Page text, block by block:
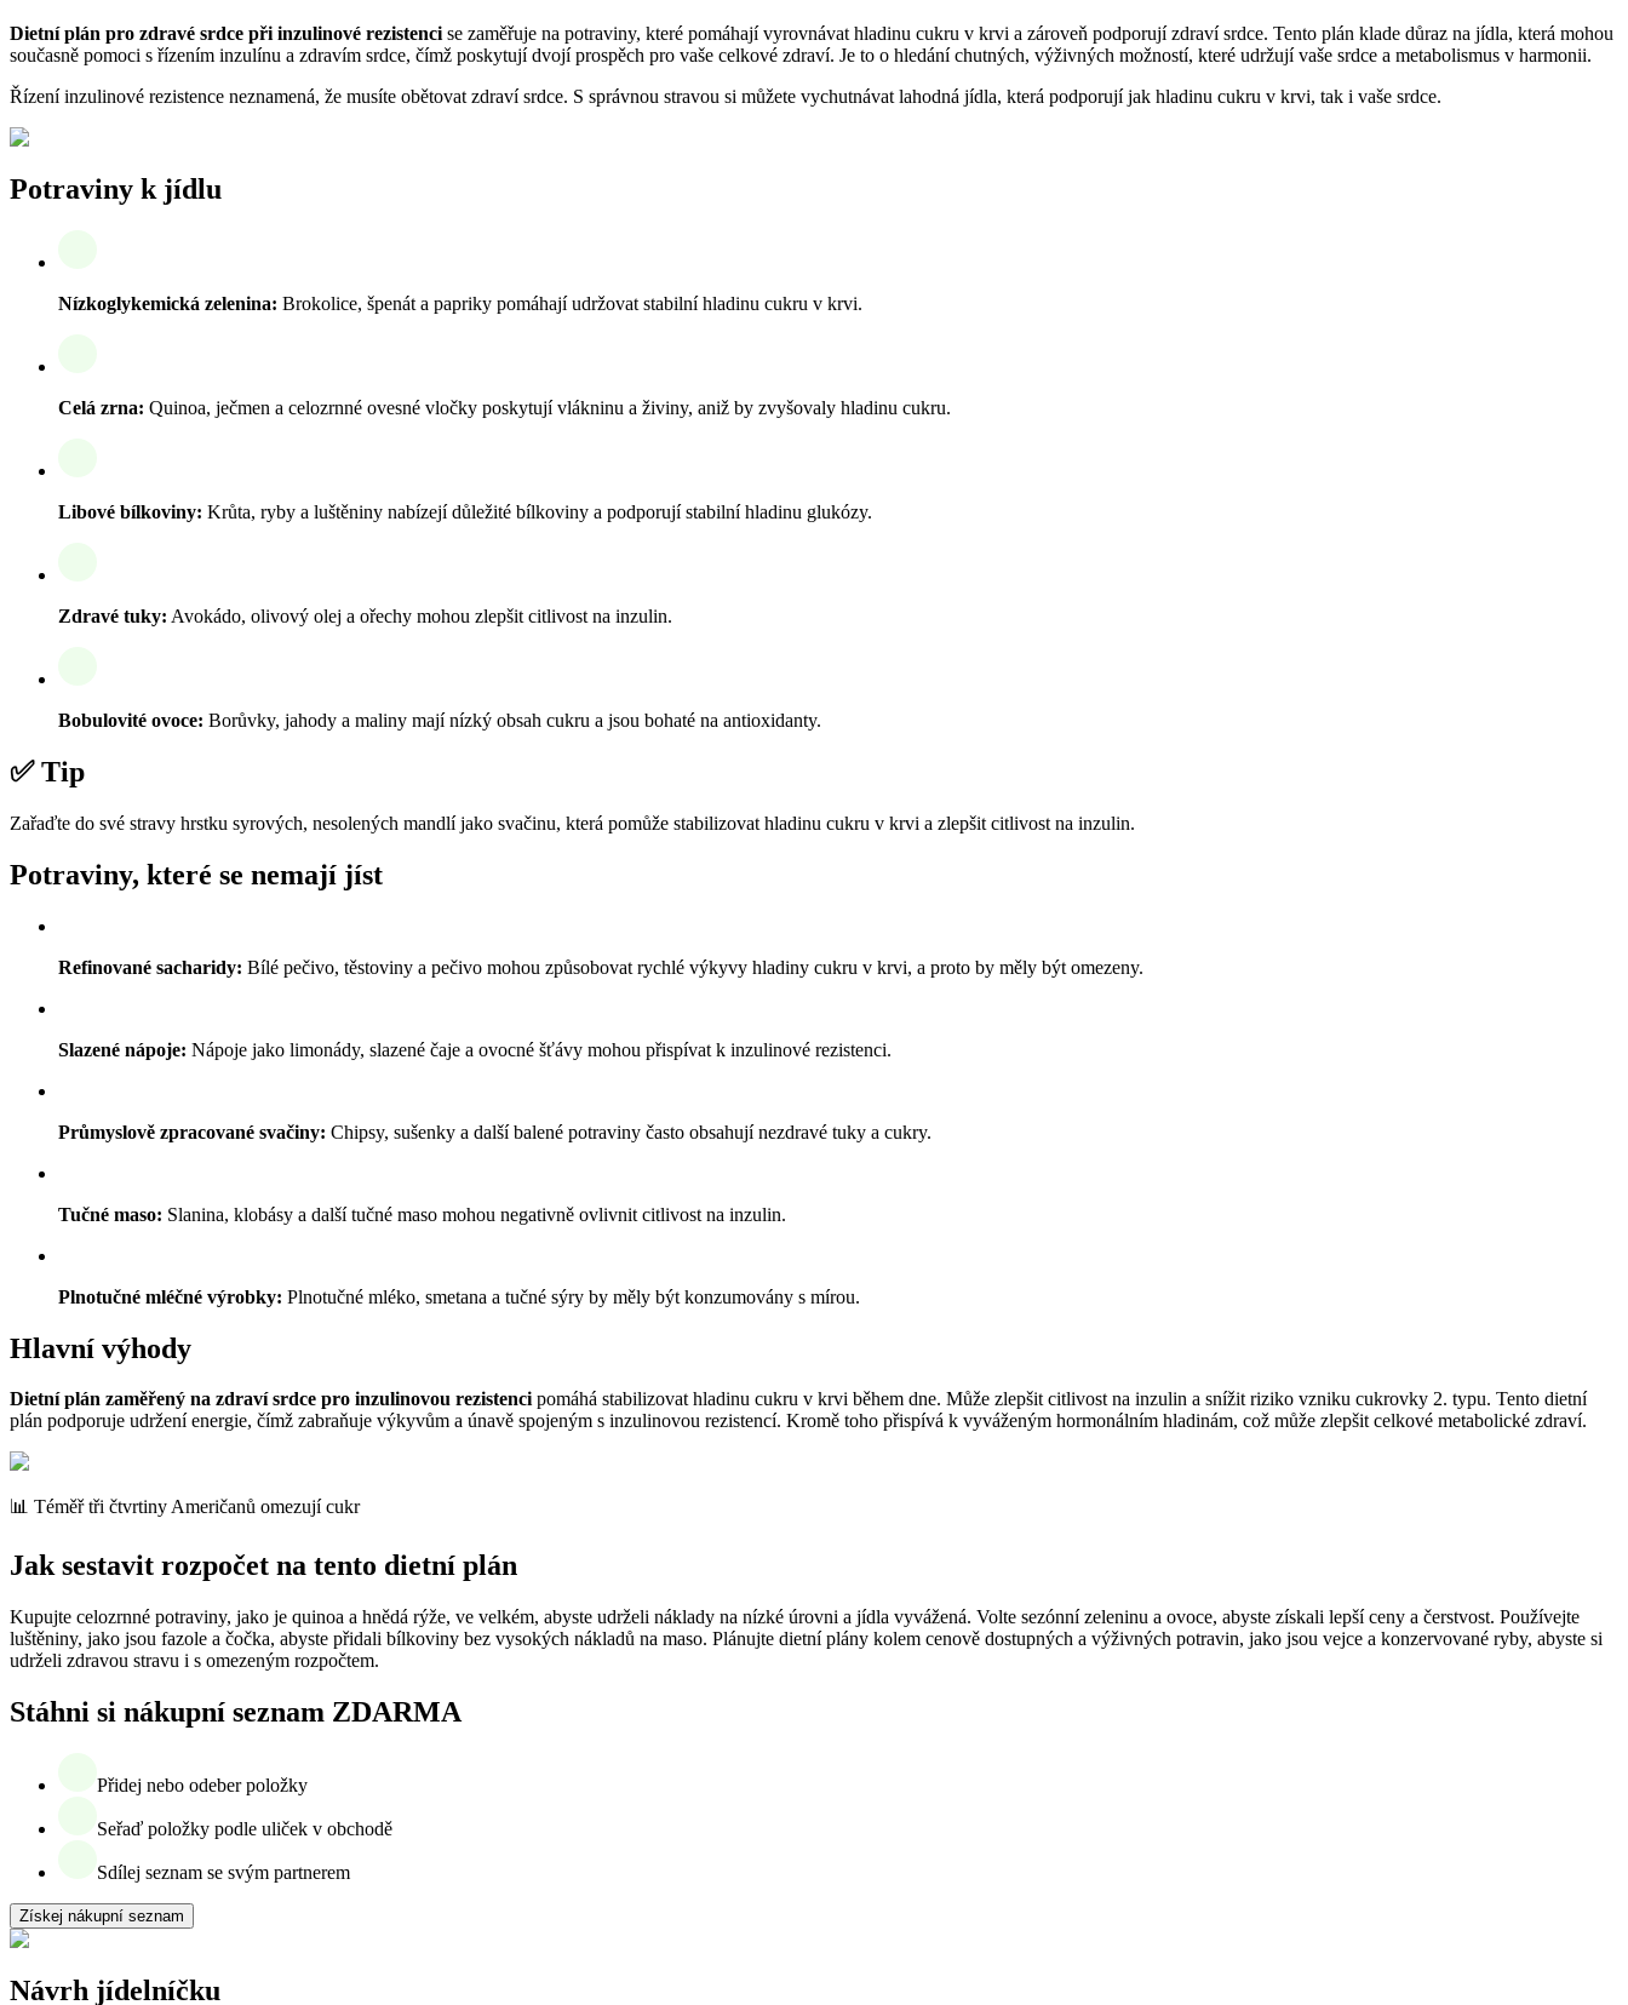
Dietní plán pro zdravé srdce při inzulinové rezistenci se zaměřuje na potraviny, které pomáhají vyrovnávat hladinu cukru v krvi a zároveň podporují zdraví srdce. Tento plán klade důraz na jídla, která mohou
současně pomoci s řízením inzulínu a zdravím srdce, čímž poskytují dvojí prospěch pro vaše celkové zdraví. Je to o hledání chutných, výživných možností, které udržují vaše srdce a metabolismus v harmonii.
Řízení inzulinové rezistence neznamená, že musíte obětovat zdraví srdce. S správnou stravou si můžete vychutnávat lahodná jídla, která podporují jak hladinu cukru v krvi, tak i vaše srdce.
Potraviny k jídlu
Nízkoglykemická zelenina: Brokolice, špenát a papriky pomáhají udržovat stabilní hladinu cukru v krvi.
Celá zrna: Quinoa, ječmen a celozrnné ovesné vločky poskytují vlákninu a živiny, aniž by zvyšovaly hladinu cukru.
Libové bílkoviny: Krůta, ryby a luštěniny nabízejí důležité bílkoviny a podporují stabilní hladinu glukózy.
Zdravé tuky: Avokádo, olivový olej a ořechy mohou zlepšit citlivost na inzulin.
Bobulovité ovoce: Borůvky, jahody a maliny mají nízký obsah cukru a jsou bohaté na antioxidanty.
✅ Tip
Zařaďte do své stravy hrstku syrových, nesolených mandlí jako svačinu, která pomůže stabilizovat hladinu cukru v krvi a zlepšit citlivost na inzulin.
Potraviny, které se nemají jíst
Refinované sacharidy: Bílé pečivo, těstoviny a pečivo mohou způsobovat rychlé výkyvy hladiny cukru v krvi, a proto by měly být omezeny.
Slazené nápoje: Nápoje jako limonády, slazené čaje a ovocné šťávy mohou přispívat k inzulinové rezistenci.
Průmyslově zpracované svačiny: Chipsy, sušenky a další balené potraviny často obsahují nezdravé tuky a cukry.
Tučné maso: Slanina, klobásy a další tučné maso mohou negativně ovlivnit citlivost na inzulin.
Plnotučné mléčné výrobky: Plnotučné mléko, smetana a tučné sýry by měly být konzumovány s mírou.
Hlavní výhody
Dietní plán zaměřený na zdraví srdce pro inzulinovou rezistencipomáhá stabilizovat hladinu cukru v krvi během dne. Může zlepšit citlivost na inzulin a snížit riziko vzniku cukrovky 2. typu. Tento dietní
plán podporuje udržení energie, čímž zabraňuje výkyvům a únavě spojeným s inzulinovou rezistencí. Kromě toho přispívá k vyváženým hormonálním hladinám, což může zlepšit celkové metabolické zdraví.
📊 Téměř tři čtvrtiny Američanů omezují cukr
Jak sestavit rozpočet na tento dietní plán
Kupujte celozrnné potraviny, jako je quinoa a hnědá rýže, ve velkém, abyste udrželi náklady na nízké úrovni a jídla vyvážená. Volte sezónní zeleninu a ovoce, abyste získali lepší ceny a čerstvost. Používejte
luštěniny, jako jsou fazole a čočka, abyste přidali bílkoviny bez vysokých nákladů na maso. Plánujte dietní plány kolem cenově dostupných a výživných potravin, jako jsou vejce a konzervované ryby, abyste si
udrželi zdravou stravu i s omezeným rozpočtem.
Stáhni si nákupní seznam ZDARMA
Přidej nebo odeber položky
Seřaď položky podle uliček v obchodě
Sdílej seznam se svým partnerem
Získej nákupní seznam
Návrh jídelníčku